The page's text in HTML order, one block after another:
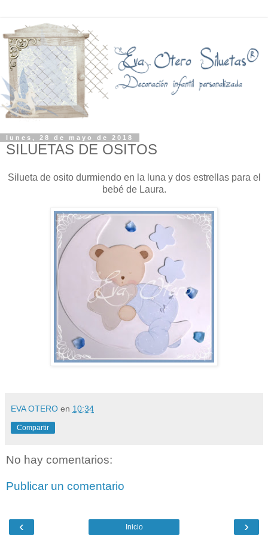
lunes, 28 de mayo de 2018
SILUETAS DE OSITOS
Silueta de osito durmiendo en la luna y dos estrellas para el
bebé de Laura.
EVA OTERO en 10:34
Compartir
No hay comentarios:
Publicar un comentario
‹ ›
Inicio